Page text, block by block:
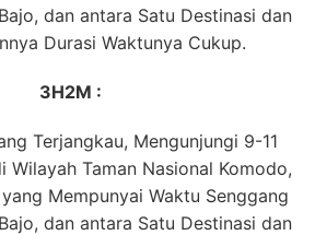
dan antara Satu Destinasi dan
Durasi Waktunya Cukup.
3H2M :
Terjangkau, Mengunjungi 9-11
Wilayah Taman Nasional Komodo,
Mempunyai Waktu Senggang
dan antara Satu Destinasi dan